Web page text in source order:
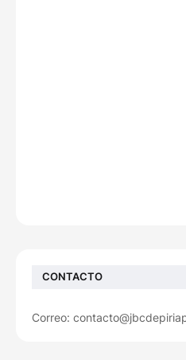
CONTACTO
Correo: